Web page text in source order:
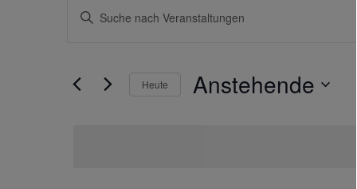
Suche
Navigation
Bitte
Suche
Heute Anstehende